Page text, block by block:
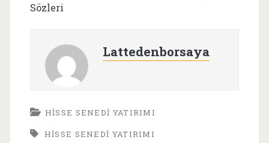
Sözleri
Lattedenborsaya
HISSE SENEDI YATIRIMI
HISSE SENEDI YATIRIMI